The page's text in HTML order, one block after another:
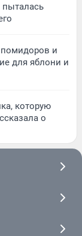
пыталась
и
для яблони и
которую
о